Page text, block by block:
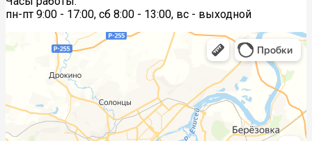
пн-пт 9:00 - 17:00, сб 8:00 - 13:00, вс - выходной